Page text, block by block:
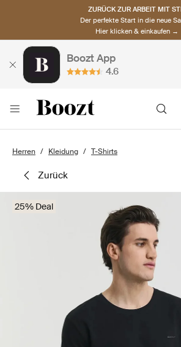
ZURÜCK ZUR ARBEIT MIT
Der perfekte Start in die neue
Hier klicken & einkaufen →
Boozt App
4.6
Herren Kleidung T-Shirts
zurück
25% Deal